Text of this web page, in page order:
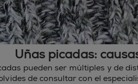
Uñas picadas:
pueden ser múltiples y de
de consultar con el